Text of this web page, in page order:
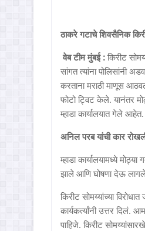
ठाकरे गटाचे शिवसैनिक
वेब टीम मुंबई : किरीट
सांगत त्यांना पोलिसांनी
करताना मराठी माणूस
फोटो ट्विट केले. यानंतर
म्हाडा कार्यालयात गेले
अनिल परब यांची कार
म्हाडा कार्यालयामध्ये
झाले आणि घोषणा देऊ
किरीट सोमय्यांच्या
कार्यकर्त्यांनी उत्तर
पाहिजे. किरीट